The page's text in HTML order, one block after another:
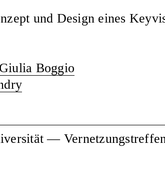
und Design eines
Giulia Boggio
—